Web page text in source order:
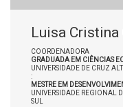
Luisa
COORDENADORA
GRADUADA EM CIÊNCIAS
UNIVERSIDADE DE CRUZ
:
MESTRE EM
UNIVERSIDADE REGIONAL
SUL